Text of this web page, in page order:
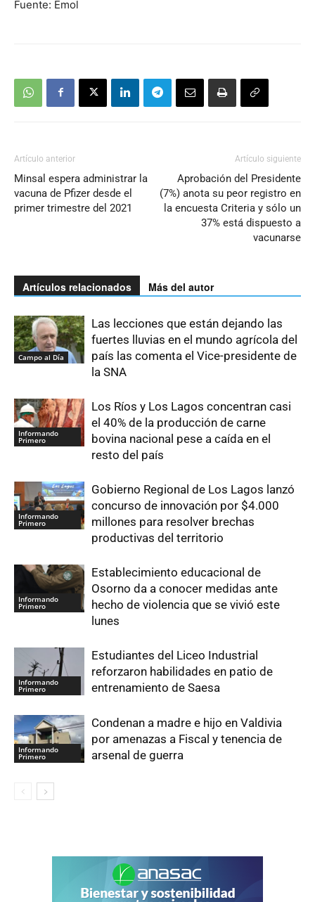
Fuente: Emol
Artículo anterior
Minsal espera administrar la
vacuna de Pfizer desde el
primer trimestre del 2021
Artículo siguiente
Aprobación del Presidente
(7%) anota su peor registro en
la encuesta Criteria y sólo un
37% está dispuesto a
vacunarse
Artículos relacionados Más del autor
Campo al Día
Las lecciones que están dejando las
fuertes lluvias en el mundo agrícola del
país las comenta el Vice-presidente de
la SNA
Informando
Primero
Los Ríos y Los Lagos concentran casi
el 40% de la producción de carne
bovina nacional pese a caída en el
resto del país
Informando
Primero
Gobierno Regional de Los Lagos lanzó
concurso de innovación por $4.000
millones para resolver brechas
productivas del territorio
Informando
Primero
Establecimiento educacional de
Osorno da a conocer medidas ante
hecho de violencia que se vivió este
lunes
Informando
Primero
Estudiantes del Liceo Industrial
reforzaron habilidades en patio de
entrenamiento de Saesa
Informando
Primero
Condenan a madre e hijo en Valdivia
por amenazas a Fiscal y tenencia de
arsenal de guerra